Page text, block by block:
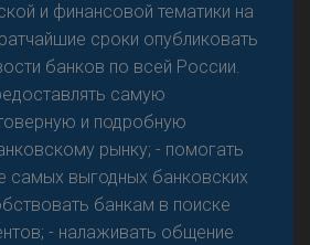
на рынке автокредитов не
- «Интервью»
и финансовой тематики на
сроки опубликовать
банков по всей России.
самую
и подробную
рынку; - помогать
самых выгодных банковских
банкам в поиске
- налаживать общение